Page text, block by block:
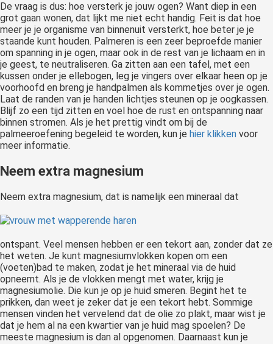
De vraag is dus: hoe versterk je jouw ogen? Want diep in een
grot gaan wonen, dat lijkt me niet echt handig. Feit is dat hoe
meer je je organisme van binnenuit versterkt, hoe beter je je
staande kunt houden. Palmeren is een zeer beproefde manier
om spanning in je ogen, maar ook in de rest van je lichaam en in
je geest, te neutraliseren. Ga zitten aan een tafel, met een
kussen onder je ellebogen, leg je vingers over elkaar heen op je
voorhoofd en breng je handpalmen als kommetjes over je ogen.
Laat de randen van je handen lichtjes steunen op je oogkassen.
Blijf zo een tijd zitten en voel hoe de rust en ontspanning naar
binnen stromen. Als je het prettig vindt om bij de
palmeeroefening begeleid te worden, kun je hier klikken voor
meer informatie.
Neem extra magnesium
Neem extra magnesium, dat is namelijk een mineraal dat
ontspant. Veel mensen hebben er een tekort aan, zonder dat ze
het weten. Je kunt magnesiumvlokken kopen om een
(voeten)bad te maken, zodat je het mineraal via de huid
opneemt. Als je de vlokken mengt met water, krijg je
magnesiumolie. Die kun je op je huid smeren. Begint het te
prikken, dan weet je zeker dat je een tekort hebt. Sommige
mensen vinden het vervelend dat de olie zo plakt, maar wist je
dat je hem al na een kwartier van je huid mag spoelen? De
meeste magnesium is dan al opgenomen. Daarnaast kun je